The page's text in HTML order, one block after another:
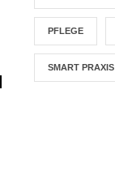
PFLEGE
SMART PRAXIS